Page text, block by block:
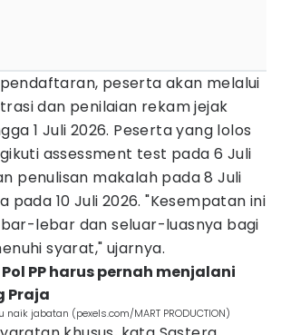
peserta akan melalui
dan penilaian rekam jejak
1 Juli 2026. Peserta yang lolos
assessment test pada 6 Juli
penulisan makalah pada 8 Juli
pada 10 Juli 2026. "Kesempatan ini
lebar dan seluar-luasnya bagi
syarat," ujarnya.
PP harus pernah menjalani
Praja
jabatan (pexels.com/MART PRODUCTION)